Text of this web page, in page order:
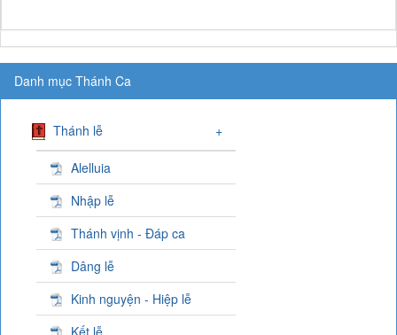
Danh mục Thánh Ca
Thánh lễ +
Alelluia
Nhập lễ
Thánh vịnh - Đáp ca
Dâng lễ
Kinh nguyện - Hiệp lễ
Kết lễ